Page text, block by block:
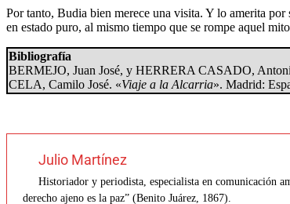
Por tanto, Budia bien merece una visita. Y lo amerita
en estado puro, al mismo tiempo que se rompe aquel
Bibliografía
BERMEJO, Juan José, y HERRERA CASADO,
CELA, Camilo José. «Viaje a la Alcarria». Madrid:
Julio Martínez
Historiador y periodista, especialista en comunicación
derecho ajeno es la paz” (Benito Juárez, 1867).